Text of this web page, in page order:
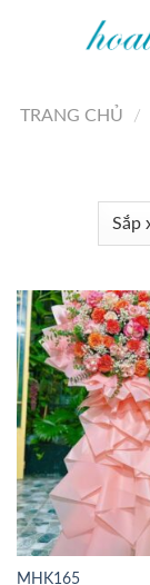
TRANG CHỦ
/
MHK165